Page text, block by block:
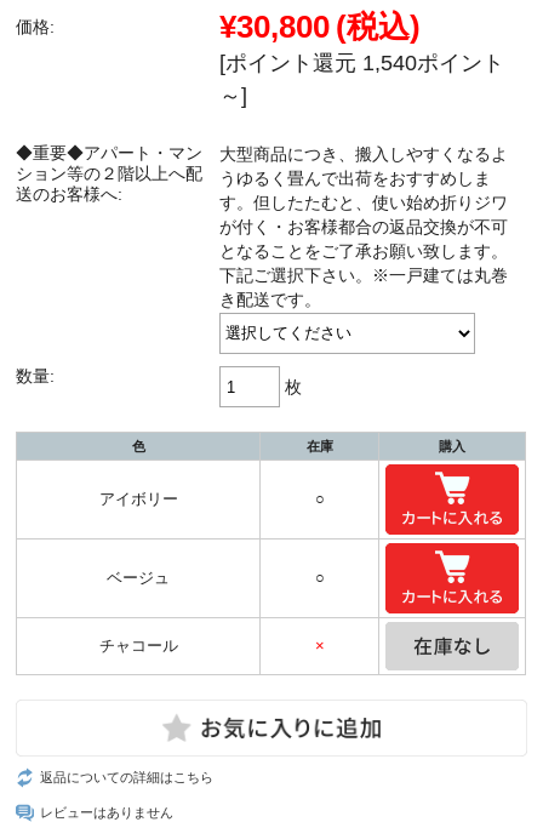
価格: ¥30,800 (税込)
[ポイント還元 1,540ポイント
～]
◆重要◆アパート・マン
ション等の２階以上へ配
送のお客様へ:
大型商品につき、搬入しやすくなるよ
うゆるく畳んで出荷をおすすめしま
す。但したたむと、使い始め折りジワ
が付く・お客様都合の返品交換が不可
となることをご了承お願い致します。
下記ご選択下さい。※一戸建ては丸巻
き配送です。
数量:
枚
色 在庫 購入
アイボリー ○
ベージュ ○
チャコール ×
返品についての詳細はこちら
レビューはありません